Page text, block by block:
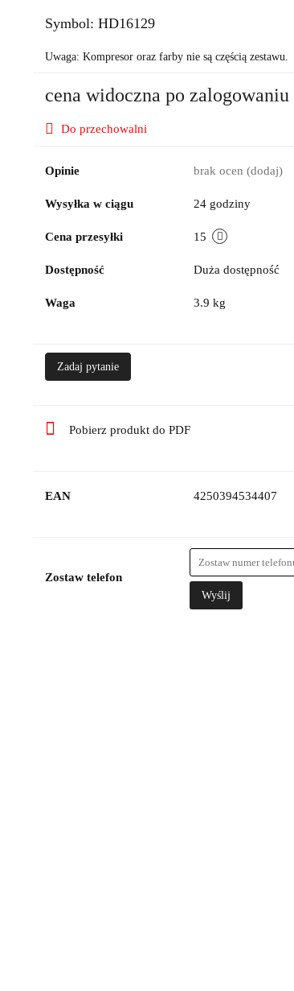
Symbol:HD16129
Uwaga: Kompresor oraz farby nie są częścią zestawu.
cena widoczna po zalogowaniu
Do przechowalni
Opinie brak ocen(dodaj)
Wysyłka w ciągu 24 godziny
Cena przesyłki 15
Dostępność Duża dostępność
Waga 3.9 kg
Zadaj pytanie
Pobierz produkt do PDF
EAN 4250394534407
Zostaw telefon
Wyślij